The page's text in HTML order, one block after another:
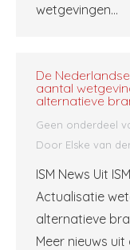
wetgevingen…
De
aantal
alternatieve
Geen onderdeel
Door Elske van
ISM News Uit
Actualisatie
alternatieve
Meer nieuws uit